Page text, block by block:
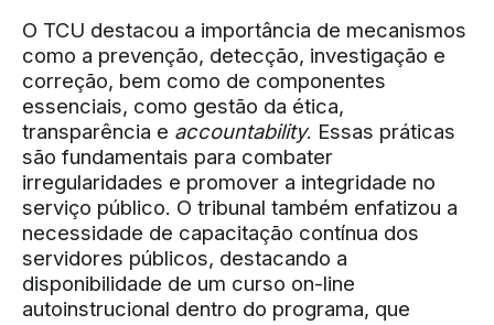
O TCU destacou a importância de mecanismos
como a prevenção, detecção, investigação e
correção, bem como de componentes
essenciais, como gestão da ética,
transparência e accountability. Essas práticas
são fundamentais para combater
irregularidades e promover a integridade no
serviço público. O tribunal também enfatizou a
necessidade de capacitação contínua dos
servidores públicos, destacando a
disponibilidade de um curso on-line
autoinstrucional dentro do programa, que